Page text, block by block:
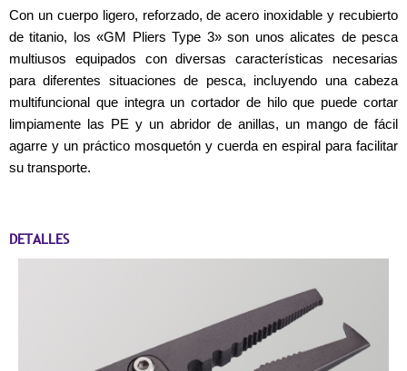
Con un cuerpo ligero, reforzado, de acero inoxidable y recubierto
de titanio, los «GM Pliers Type 3» son unos alicates de pesca
multiusos equipados con diversas características necesarias
para diferentes situaciones de pesca, incluyendo una cabeza
multifuncional que integra un cortador de hilo que puede cortar
limpiamente las PE y un abridor de anillas, un mango de fácil
agarre y un práctico mosquetón y cuerda en espiral para facilitar
su transporte.
DETALLES